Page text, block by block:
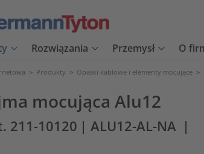
Rozwiązania Przemysł O
> Produkty > Opaski kablowe i elementy mocujące >
mocująca Alu12
211-10120 | ALU12-AL-NA |